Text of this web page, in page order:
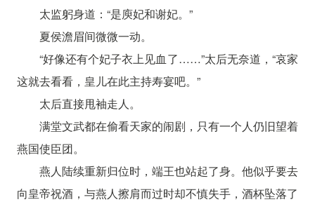
太监躬身道：“是庾妃和谢妃。”
夏侯澹眉间微微一动。
“好像还有个妃子衣上见血了……”太后无奈道，“哀家
这就去看看，皇儿在此主持寿宴吧。”
太后直接甩袖走人。
满堂文武都在偷看天家的闹剧，只有一个人仍旧望着
燕国使臣团。
燕人陆续重新归位时，端王也站起了身。他似乎要去
向皇帝祝酒，与燕人擦肩而过时却不慎失手，酒杯坠落了